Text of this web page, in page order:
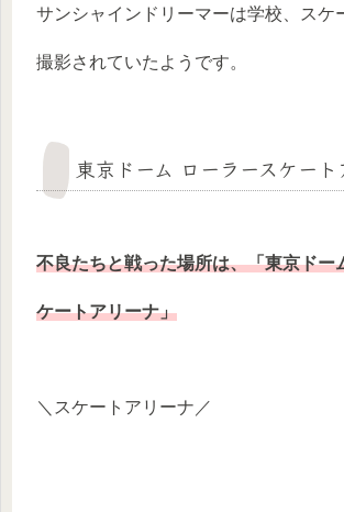
サンシャインドリーマーは学校、スケ
撮影されていたようです。
東京ドーム ローラースケート
不良たちと戦った場所は、「東京ドー
ケートアリーナ」
＼スケートアリーナ／